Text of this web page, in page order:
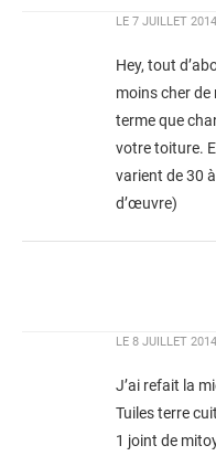
LE 7 JUILLET
Hey, tout
moins cher de
terme que
votre toiture.
varient de 30
d’œuvre)
LE 8 JUILLET
J’ai refait la
Tuiles terre
1 joint de